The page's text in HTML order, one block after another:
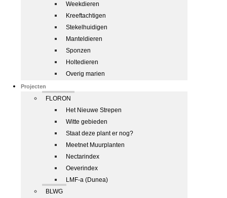
Weekdieren
Kreeftachtigen
Stekelhuidigen
Manteldieren
Sponzen
Holtedieren
Overig marien
Projecten
FLORON
Het Nieuwe Strepen
Witte gebieden
Staat deze plant er nog?
Meetnet Muurplanten
Nectarindex
Oeverindex
LMF-a (Dunea)
BLWG